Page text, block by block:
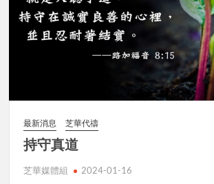
最新消息 芝華代禱
持守真道
芝華媒體組 2024-01-16